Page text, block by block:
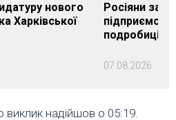
нового
Харківської
Росіяни
подробиці
07.08.2026
виклик надійшов о 05:19.